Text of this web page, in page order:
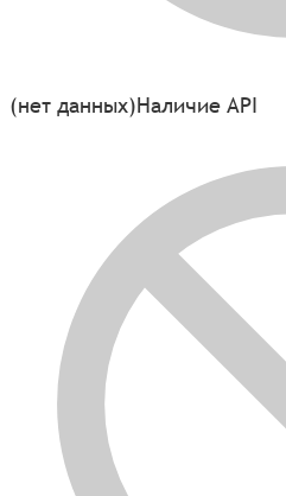
(нет данных)Наличие API